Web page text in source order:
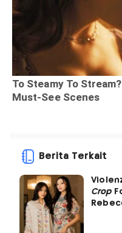
Berita Terkait
Crop